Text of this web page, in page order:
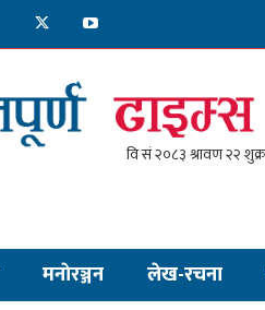
मनाेरञ्जन लेख-रचना